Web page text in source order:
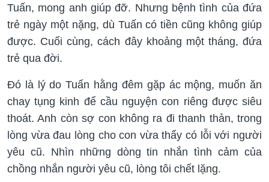
Tuấn, mong anh giúp đỡ. Nhưng bệnh tình của đứa
trẻ ngày một nặng, dù Tuấn có tiền cũng không giúp
được. Cuối cùng, cách đây khoảng một tháng, đứa
trẻ qua đời.
Đó là lý do Tuấn hằng đêm gặp ác mộng, muốn ăn
chay tụng kinh để cầu nguyện con riêng được siêu
thoát. Anh còn sợ con không ra đi thanh thản, trong
lòng vừa đau lòng cho con vừa thấy có lỗi với người
yêu cũ. Nhìn những dòng tin nhắn tình cảm của
chồng nhắn người yêu cũ, lòng tôi chết lặng.